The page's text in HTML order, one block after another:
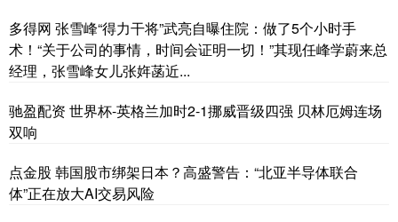
多得网 张雪峰“得力干将”武亮自曝住院：做了5个小时手
术！“关于公司的事情，时间会证明一切！”其现任峰学蔚来总
经理，张雪峰女儿张姩菡近...
驰盈配资 世界杯-英格兰加时2-1挪威晋级四强 贝林厄姆连场
双响
点金股 韩国股市绑架日本？高盛警告：“北亚半导体联合
体”正在放大AI交易风险